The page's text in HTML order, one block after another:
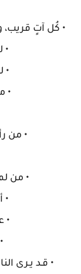
• كُل آتٍ قريب،
•
•
•
• من
• من
•
•
• قـد يـرى